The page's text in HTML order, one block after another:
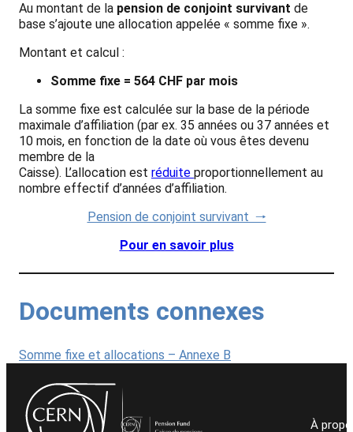
Au montant de la pension de conjoint survivant de
base s’ajoute une allocation appelée « somme fixe ».
Montant et calcul :
Somme fixe = 564 CHF par mois
La somme fixe est calculée sur la base de la période
maximale d’affiliation (par ex. 35 années ou 37 années et
10 mois, en fonction de la date où vous êtes devenu
membre de la
Caisse). L’allocation est réduite proportionnellement au
nombre effectif d’années d’affiliation.
Pension de conjoint survivant 🠒
Pour en savoir plus
Documents connexes
Somme fixe et allocations – Annexe B
À